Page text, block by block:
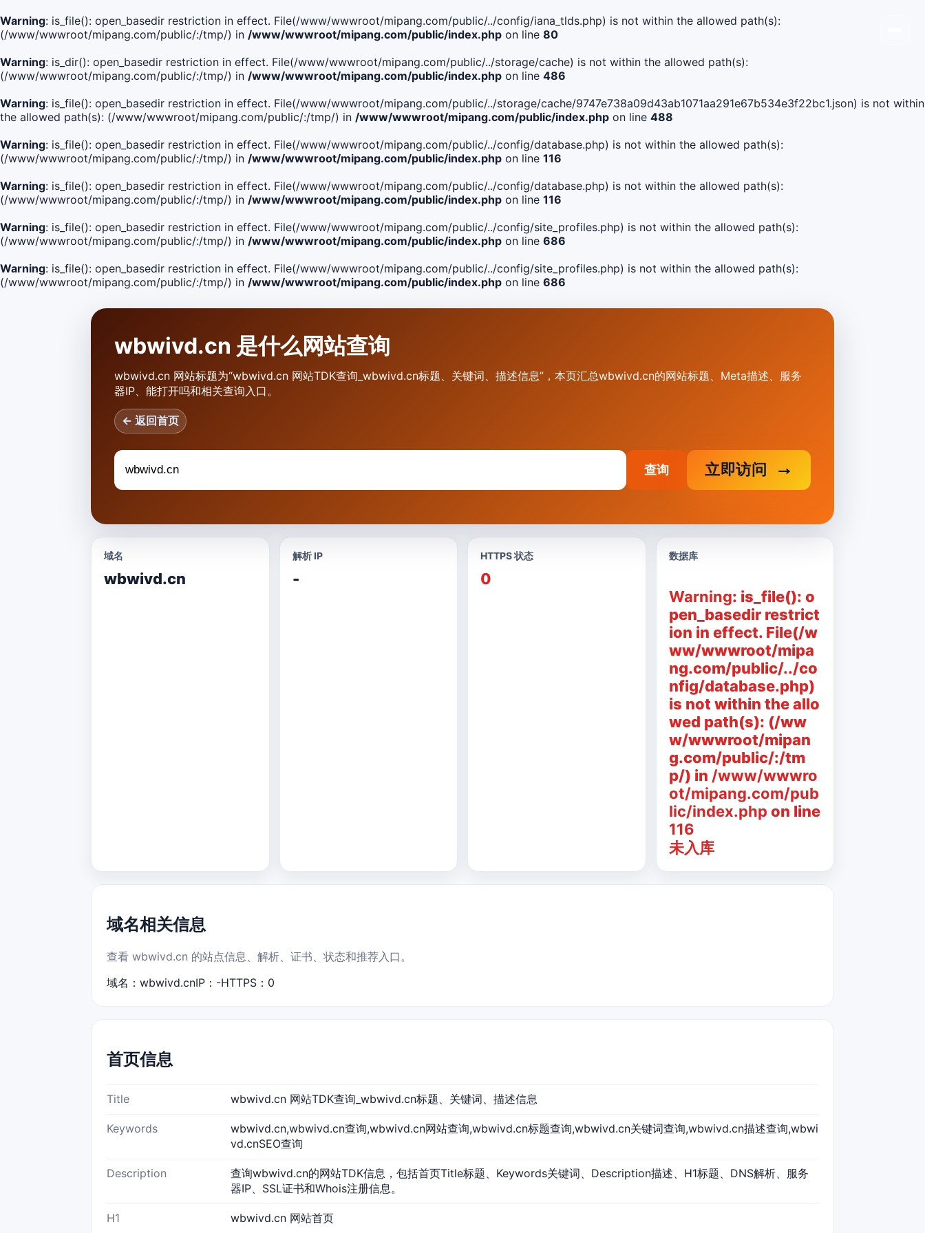
Warning: is_file(): open_basedir restriction in effect. File(/www/wwwroot/mipang.com/public/../config/iana_tlds.php) is not within the allowed path(s):
(/www/wwwroot/mipang.com/public/:/tmp/) in /www/wwwroot/mipang.com/public/index.php on line 80
Warning: is_dir(): open_basedir restriction in effect. File(/www/wwwroot/mipang.com/public/../storage/cache) is not within the allowed path(s):
(/www/wwwroot/mipang.com/public/:/tmp/) in /www/wwwroot/mipang.com/public/index.php on line 486
Warning: is_file(): open_basedir restriction in effect. File(/www/wwwroot/mipang.com/public/../storage/cache/9747e738a09d43ab1071aa291e67b534e3f22bc1.json) is not within
the allowed path(s): (/www/wwwroot/mipang.com/public/:/tmp/) in /www/wwwroot/mipang.com/public/index.php on line 488
Warning: is_file(): open_basedir restriction in effect. File(/www/wwwroot/mipang.com/public/../config/database.php) is not within the allowed path(s):
(/www/wwwroot/mipang.com/public/:/tmp/) in /www/wwwroot/mipang.com/public/index.php on line 116
Warning: is_file(): open_basedir restriction in effect. File(/www/wwwroot/mipang.com/public/../config/database.php) is not within the allowed path(s):
(/www/wwwroot/mipang.com/public/:/tmp/) in /www/wwwroot/mipang.com/public/index.php on line 116
Warning: is_file(): open_basedir restriction in effect. File(/www/wwwroot/mipang.com/public/../config/site_profiles.php) is not within the allowed path(s):
(/www/wwwroot/mipang.com/public/:/tmp/) in /www/wwwroot/mipang.com/public/index.php on line 686
Warning: is_file(): open_basedir restriction in effect. File(/www/wwwroot/mipang.com/public/../config/site_profiles.php) is not within the allowed path(s):
(/www/wwwroot/mipang.com/public/:/tmp/) in /www/wwwroot/mipang.com/public/index.php on line 686
wbwivd.cn 是什么网站查询
wbwivd.cn 网站标题为“wbwivd.cn 网站TDK查询_wbwivd.cn标题、关键词、描述信息”，本页汇总wbwivd.cn的网站标题、Meta描述、服务
器IP、能打开吗和相关查询入口。
← 返回首页
查询 立即访问
域名
wbwivd.cn
解析 IP
-
HTTPS 状态
0
数据库
Warning: is_file(): o
pen_basedir restrict
ion in effect. File(/w
ww/wwwroot/mipa
ng.com/public/../co
nfig/database.php)
is not within the allo
wed path(s): (/ww
w/wwwroot/mipan
g.com/public/:/tm
p/) in /www/wwwro
ot/mipang.com/pub
lic/index.php on line
116
未入库
域名相关信息
查看 wbwivd.cn 的站点信息、解析、证书、状态和推荐入口。
域名：wbwivd.cnIP：-HTTPS：0
首页信息
Title wbwivd.cn 网站TDK查询_wbwivd.cn标题、关键词、描述信息
Keywords
wbwivd.cn,wbwivd.cn查询,wbwivd.cn网站查询,wbwivd.cn标题查询,wbwivd.cn关键词查询,wbwivd.cn描述查询,wbwi
vd.cnSEO查询
Description
查询wbwivd.cn的网站TDK信息，包括首页Title标题、Keywords关键词、Description描述、H1标题、DNS解析、服务
器IP、SSL证书和Whois注册信息。
H1 wbwivd.cn 网站首页